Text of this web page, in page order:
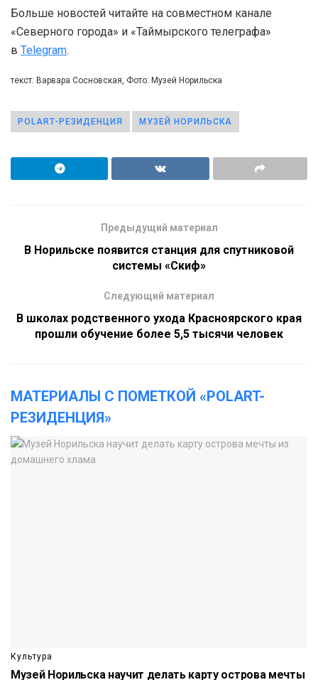
Больше новостей читайте на совместном канале
«Северного города» и «Таймырского телеграфа»
в Telegram.
текст: Варвара Сосновская, Фото: Музей Норильска
POLART-РЕЗИДЕНЦИЯ МУЗЕЙ НОРИЛЬСКА
Предыдущий материал
В Норильске появится станция для спутниковой
системы «Скиф»
Следующий материал
В школах родственного ухода Красноярского края
прошли обучение более 5,5 тысячи человек
МАТЕРИАЛЫ С ПОМЕТКОЙ «POLART-
РЕЗИДЕНЦИЯ»
Культура
Музей Норильска научит делать карту острова мечты